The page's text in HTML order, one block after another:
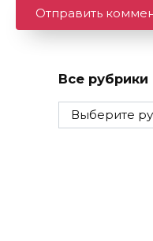
Все рубрики
Все
рубрики